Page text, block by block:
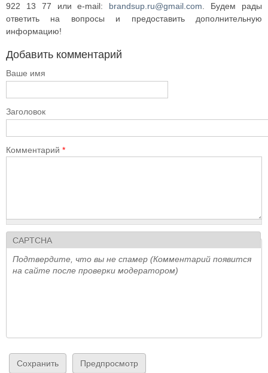
922 13 77 или e-mail: brandsup.ru@gmail.com . Будем рады
ответить на вопросы и предоставить дополнительную
информацию!
Добавить комментарий
Ваше имя
Заголовок
Комментарий *
CAPTCHA
Подтвердите, что вы не спамер (Комментарий появится
на сайте после проверки модератором)